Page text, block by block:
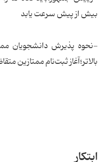
بیش از پیش سرعت یابد
-نحوه پذیرش دانشجویان
بالاتر؛آغاز ثبت‌نام ممتازین متقاضی
ابتکار